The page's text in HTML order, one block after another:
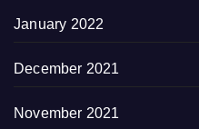
January 2022
December 2021
November 2021